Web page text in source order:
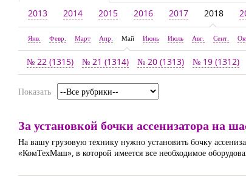
2013 2014 2015 2016 2017 2018
Янв. Февр. Март Апр. Май Июнь Июль Авг. Сент.
№ 22 (1315) № 21 (1314) № 20 (1313) № 19 (1312)
Показать
За установкой бочки ассенизатора
На вашу грузовую технику нужно установить бочку
«КомТехМаш», в которой имеется все необходимое